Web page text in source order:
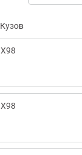
Кузов
X98
X98